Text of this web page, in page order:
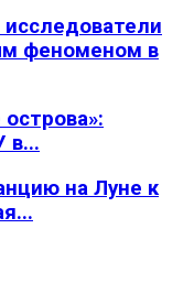
феноменом в
в...
на Луне к